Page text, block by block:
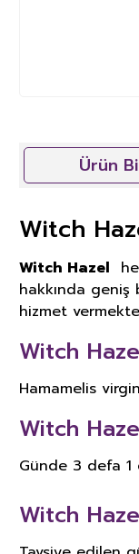
Ürün
Witch
Witch Hazel
hakkında
hizmet
Witch
Hamamelis
Witch
Günde 3 defa 1
Witch